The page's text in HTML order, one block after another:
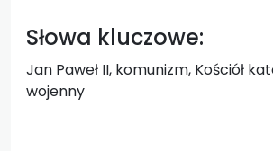
Słowa kluczowe:
Jan Paweł II, komunizm, Kościół
wojenny